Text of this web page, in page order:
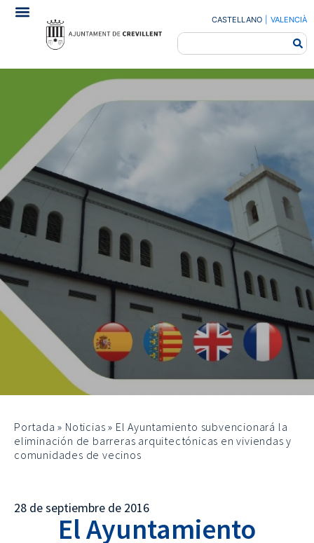
CASTELLANO VALENCIÀ
Portada » Noticias » El Ayuntamiento subvencionará la
eliminación de barreras arquitectónicas en viviendas y
comunidades de vecinos
28 de septiembre de 2016
El Ayuntamiento